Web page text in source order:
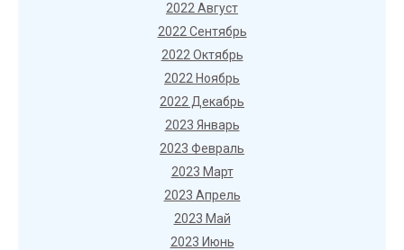
2022 Август
2022 Сентябрь
2022 Октябрь
2022 Ноябрь
2022 Декабрь
2023 Январь
2023 Февраль
2023 Март
2023 Апрель
2023 Май
2023 Июнь